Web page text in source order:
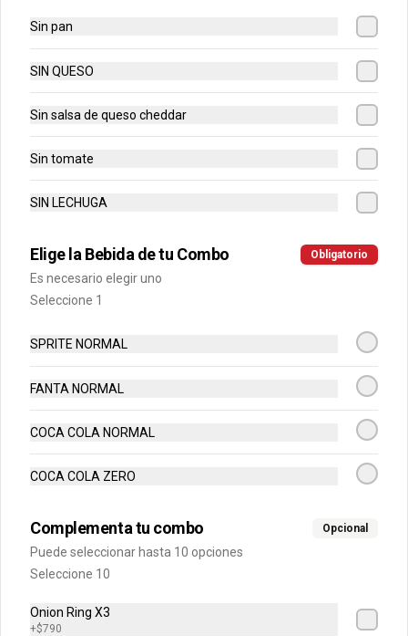
Hamburguesa con 1 Carne de 4 Oz,
Queso Cheddar, Bacon, Cebolla Crispy,
Salsa BBQ, Papa Fritas Mediana, Bebida
en Lata
$8.990
Combo Crispy BBQ Bacon
Doble
Conócenos
Internacional
Sin pan
SIN QUESO
Sin salsa de queso cheddar
Sin tomate
SIN LECHUGA
Elige la Bebida de tu Combo Obligatorio
Es necesario elegir uno
Seleccione 1
SPRITE NORMAL
FANTA NORMAL
COCA COLA NORMAL
COCA COLA ZERO
Complementa tu combo Opcional
Puede seleccionar hasta 10 opciones
Seleccione 10
Onion Ring X3
+$790